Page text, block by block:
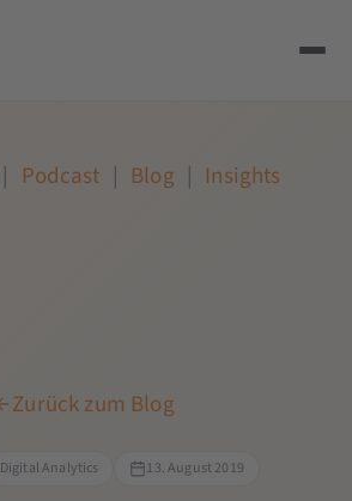
| Podcast | Blog | Insights
Zurück zum Blog
Digital Analytics 13. August 2019